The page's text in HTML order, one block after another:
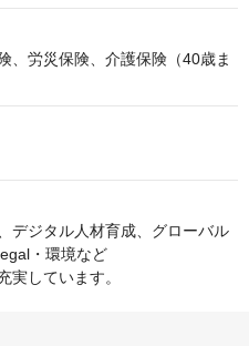
、労災保険、介護保険（40歳ま
デジタル人材育成、グローバル
・環境など
実しています。